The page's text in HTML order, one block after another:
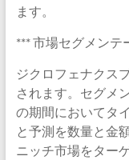
ます。
*** 市場セグメンテ
ジクロフェナクス
されます。セグメ
の期間においてタ
と予測を数量と金
ニッチ市場をター